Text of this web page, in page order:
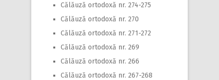
Călăuză ortodoxă nr. 274-275
Călăuză ortodoxă nr. 270
Călăuză ortodoxă nr. 271-272
Călăuză ortodoxă nr. 269
Călăuză ortodoxă nr. 266
Călăuză ortodoxă nr. 267-268